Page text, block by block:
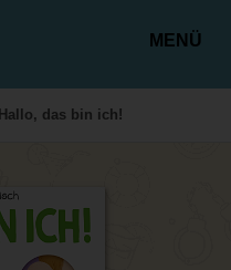
MENÜ
Hallo, das bin ich!